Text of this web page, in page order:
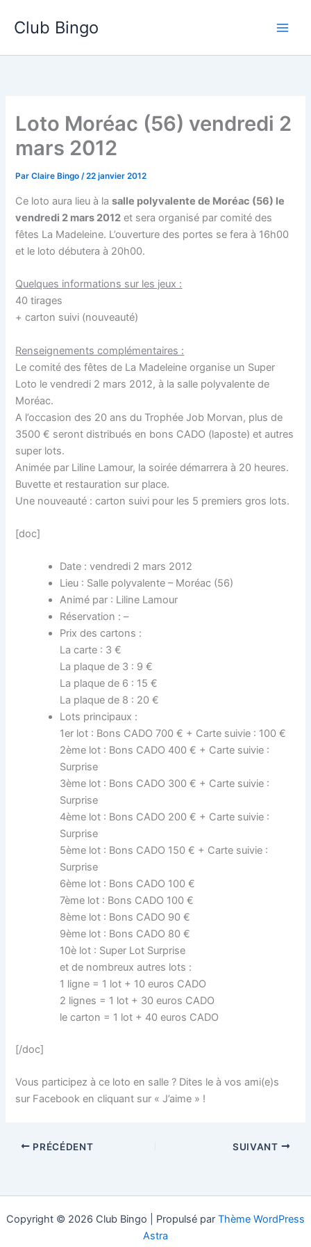
Club Bingo
Loto Moréac (56) vendredi 2
mars 2012
ParClaire Bingo/22 janvier 2012
Ce loto aura lieu à lasalle polyvalente de Moréac (56) le
vendredi 2 mars 2012 et sera organisé par comité des
fêtes La Madeleine. L’ouverture des portes se fera à 16h00
et le loto débutera à 20h00.
Quelques informations sur les jeux :
40 tirages
+ carton suivi (nouveauté)
Renseignements complémentaires :
Le comité des fêtes de La Madeleine organise un Super
Loto le vendredi 2 mars 2012, à la salle polyvalente de
Moréac.
A l’occasion des 20 ans du Trophée Job Morvan, plus de
3500 € seront distribués en bons CADO (laposte) et autres
super lots.
Animée par Liline Lamour, la soirée démarrera à 20 heures.
Buvette et restauration sur place.
Une nouveauté : carton suivi pour les 5 premiers gros lots.
[doc]
Date : vendredi 2 mars 2012
Lieu : Salle polyvalente – Moréac (56)
Animé par : Liline Lamour
Réservation : –
Prix des cartons :
La carte : 3 €
La plaque de 3 : 9 €
La plaque de 6 : 15 €
La plaque de 8 : 20 €
Lots principaux :
1er lot : Bons CADO 700 € + Carte suivie : 100 €
2ème lot : Bons CADO 400 € + Carte suivie :
Surprise
3ème lot : Bons CADO 300 € + Carte suivie :
Surprise
4ème lot : Bons CADO 200 € + Carte suivie :
Surprise
5ème lot : Bons CADO 150 € + Carte suivie :
Surprise
6ème lot : Bons CADO 100 €
7ème lot : Bons CADO 100 €
8ème lot : Bons CADO 90 €
9ème lot : Bons CADO 80 €
10è lot : Super Lot Surprise
et de nombreux autres lots :
1 ligne = 1 lot + 10 euros CADO
2 lignes = 1 lot + 30 euros CADO
le carton = 1 lot + 40 euros CADO
[/doc]
Vous participez à ce loto en salle ? Dites le à vos ami(e)s
sur Facebook en cliquant sur « J’aime » !
PRÉCÉDENT SUIVANT
Copyright © 2026 Club Bingo | Propulsé par Thème WordPress
Astra